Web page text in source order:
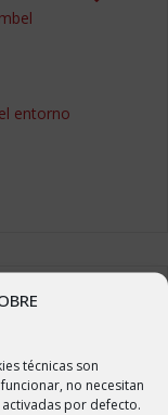
técnicas son
no necesitan
por defecto.
entorno
edificio